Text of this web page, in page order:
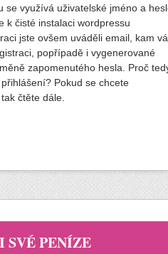
se využívá uživatelské jméno a
k čisté instalaci wordpressu
jste ovšem uváděli email, kam
popřípadě i vygenerované
zapomenutého hesla. Proč
Pokud se chcete
čtěte dále.
SVÉ PENÍZE